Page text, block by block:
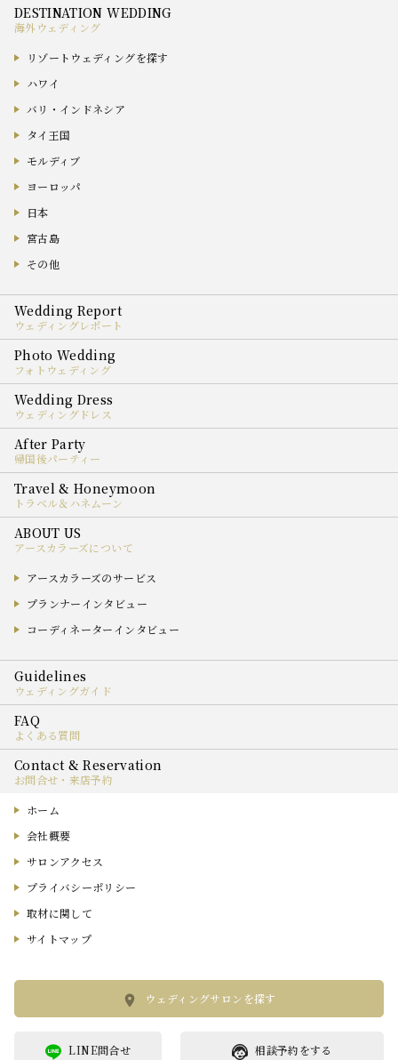
海外ウェディング
リゾートウェディングを探す
ハワイ
バリ・インドネシア
タイ王国
モルディブ
ヨーロッパ
日本
宮古島
その他
ウェディングレポート
フォトウェディング
ウェディングドレス
帰国後パーティー
トラベル＆ハネムーン
アースカラーズについて
アースカラーズのサービス
プランナーインタビュー
コーディネーターインタビュー
ウェディングガイド
よくある質問
お問合せ・来店予約
ホーム
会社概要
サロンアクセス
プライバシーポリシー
取材に関して
サイトマップ
ウェディングサロンを探す
相談予約をする
LINE問合せ